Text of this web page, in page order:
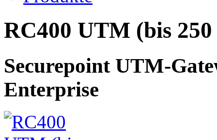
RC400 UTM (bis
Securepoint UTM-
Enterprise